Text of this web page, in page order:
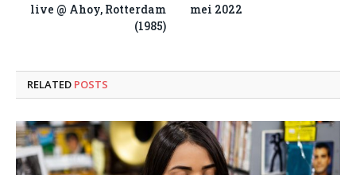
live @ Ahoy, Rotterdam
(1985)
mei 2022
RELATED POSTS